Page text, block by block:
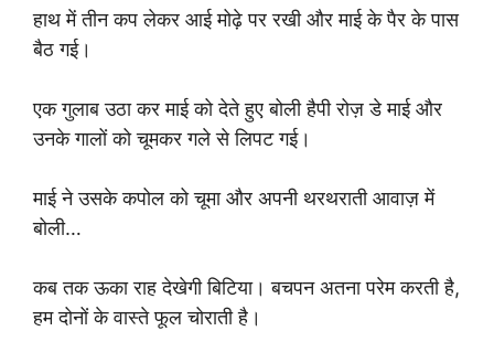
हाथ में तीन कप लेकर आई मोढ़े पर रखी और माई के पैर के पास
बैठ गई।
एक गुलाब उठा कर माई को देते हुए बोली हैपी रोज़ डे माई और
उनके गालों को चूमकर गले से लिपट गई।
माई ने उसके कपोल को चूमा और अपनी थरथराती आवाज़ में
बोली…
कब तक ऊका राह देखेगी बिटिया। बचपन अतना परेम करती है,
हम दोनों के वास्ते फूल चोराती है।